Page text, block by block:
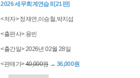
2026 세무회계연습 II [21판]
<저자> 정재연,이승철,박지섭
<출판사> 용빈
<출간일> 2026년 02월 28일
<판매가>40,000원→ 36,000원